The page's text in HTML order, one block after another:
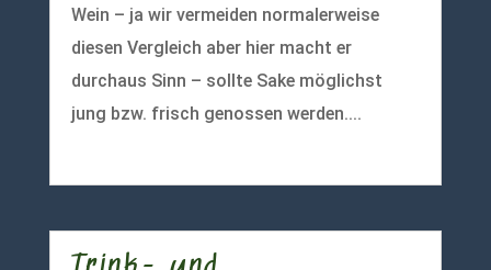
Wein – ja wir vermeiden normalerweise
diesen Vergleich aber hier macht er
durchaus Sinn – sollte Sake möglichst
jung bzw. frisch genossen werden....